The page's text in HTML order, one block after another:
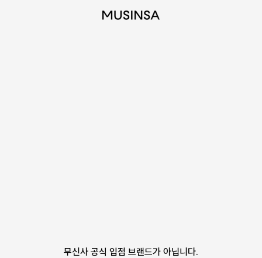
무신사 공식 입점 브랜드가 아닙니다.